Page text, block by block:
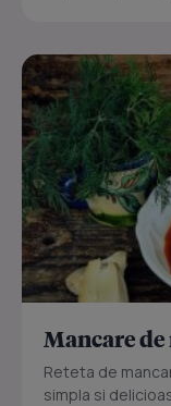
Mancare
Reteta de
simpla si